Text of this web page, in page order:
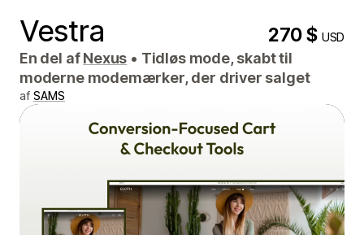
Vestra 270 $USD
En del afNexus • Tidløs mode, skabt til
moderne modemærker, der driver salget
af SAMS